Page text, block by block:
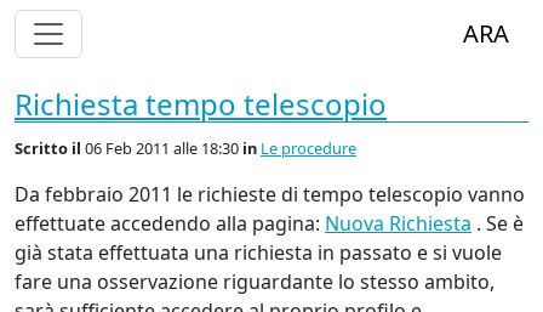
Alterna Visualizzazione Menù ARA
Richiesta tempo telescopio
Scritto il 06 Feb 2011 alle 18:30 in Le procedure
Da febbraio 2011 le richieste di tempo telescopio vanno
effettuate accedendo alla pagina: Nuova Richiesta . Se è
già stata effettuata una richiesta in passato e si vuole
fare una osservazione riguardante lo stesso ambito,